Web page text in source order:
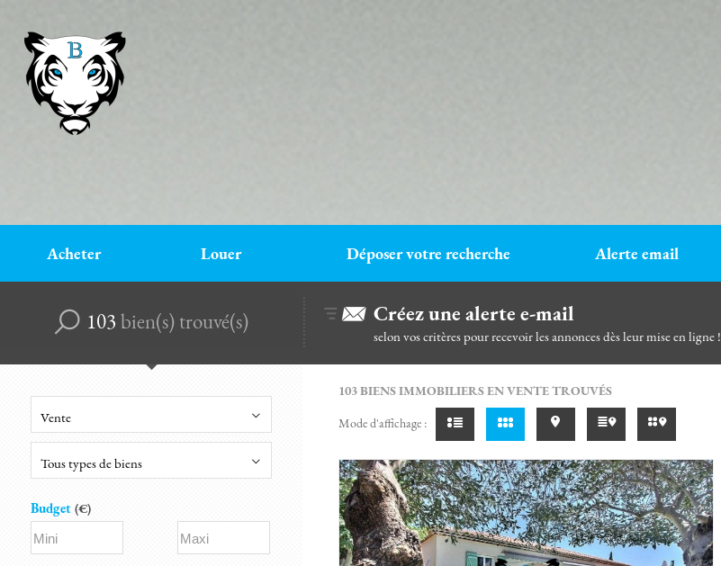
Acheter Louer Déposer votre recherche Alerte email
103 bien(s) trouvé(s) Créez une alerte e-mail
selon vos critères pour recevoir les annonces dès leur mise en ligne !
Vente
Tous types de biens
Budget (€)
103BIENS IMMOBILIERS EN VENTE TROUVÉS
Mode d'affichage :